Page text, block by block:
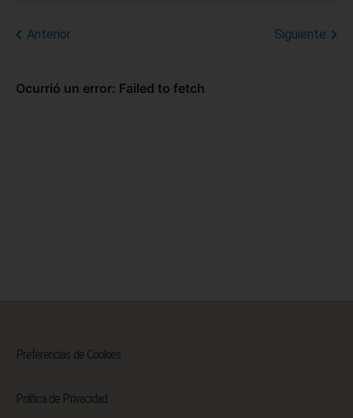
Anterior Siguiente
Preferencias de Cookies
Política de Privacidad